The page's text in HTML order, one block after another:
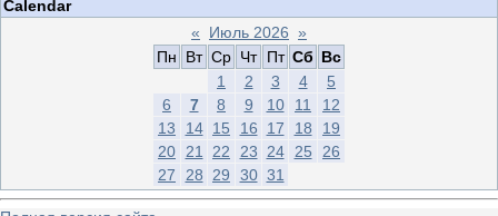
Calendar
«
Июль 2026 »
Пн
Вт Ср Чт Пт Сб Вс
1
2 3 4
5
6
7 8 9 10 11
12
13
14 15 16 17 18
19
20
21 22 23 24 25
26
27
28 29 30 31